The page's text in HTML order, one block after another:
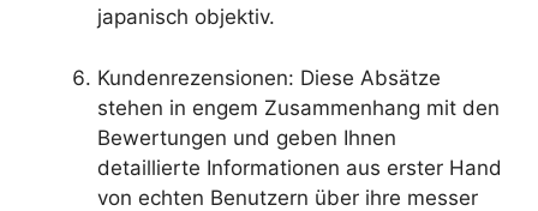
japanisch objektiv.
Kundenrezensionen: Diese Absätze
stehen in engem Zusammenhang mit den
Bewertungen und geben Ihnen
detaillierte Informationen aus erster Hand
von echten Benutzern über ihre messer